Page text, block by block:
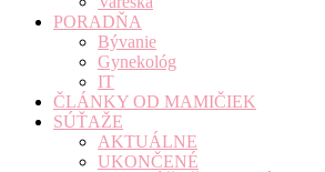
PORADŇA
Bývanie
Gynekológ
IT
ČLÁNKY OD MAMIČIEK
SÚŤAŽE
AKTUÁLNE
UKONČENÉ